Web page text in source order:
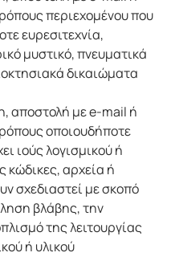
περιεχομένου που
ευρεσιτεχνία,
μυστικό, πνευματικά
δικαιώματα
αποστολή με e-mail ή
οποιουδήποτε
ιούς λογισμικού ή
κώδικες, αρχεία ή
σχεδιαστεί με σκοπό
βλάβης, την
της λειτουργίας
ή υλικού